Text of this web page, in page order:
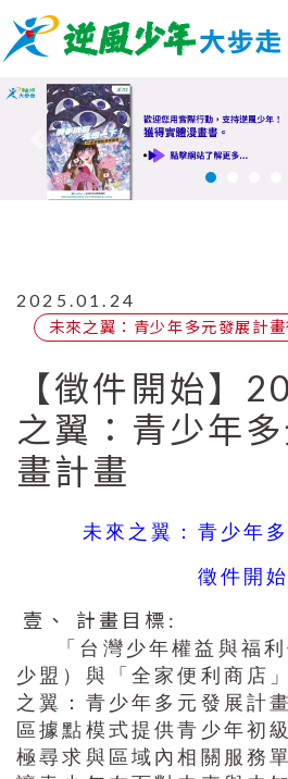
上一個
2025.01.24
未來之翼：青少年多元發展計
【徵件開始】
之翼：青少年
畫計畫
未來之翼：青少年
徵件開始
壹、 計畫目標:
「台灣少年權益與福
少盟）與「全家便利商店
之翼：青少年多元發展計
區據點模式提供青少年初
極尋求與區域內相關服務